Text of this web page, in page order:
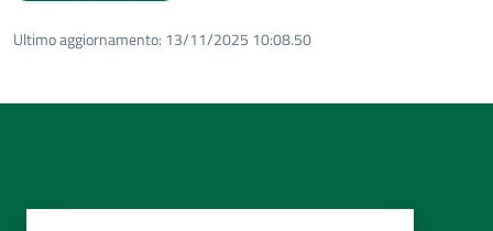
Ultimo aggiornamento: 13/11/2025 10:08.50